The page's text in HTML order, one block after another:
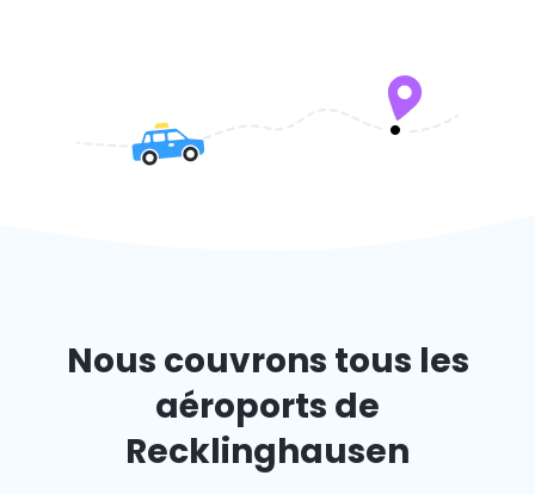
Nous couvrons tous les
aéroports de
Recklinghausen